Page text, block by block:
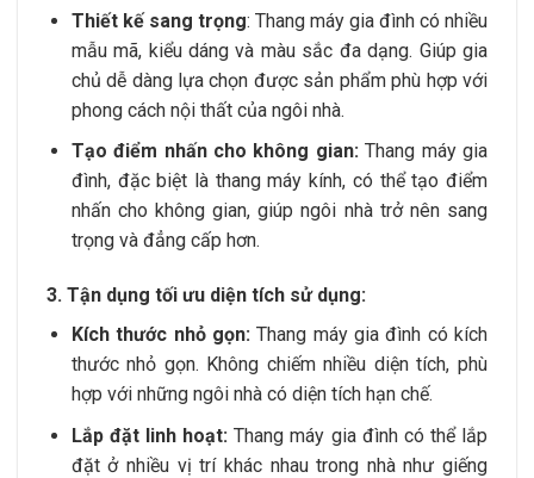
Thiết kế sang trọng: Thang máy gia đình có nhiều
mẫu mã, kiểu dáng và màu sắc đa dạng. Giúp gia
chủ dễ dàng lựa chọn được sản phẩm phù hợp với
phong cách nội thất của ngôi nhà.
Tạo điểm nhấn cho không gian:Thang máy gia
đình, đặc biệt là thang máy kính, có thể tạo điểm
nhấn cho không gian, giúp ngôi nhà trở nên sang
trọng và đẳng cấp hơn.
3. Tận dụng tối ưu diện tích sử dụng:
Kích thước nhỏ gọn:Thang máy gia đình có kích
thước nhỏ gọn. Không chiếm nhiều diện tích, phù
hợp với những ngôi nhà có diện tích hạn chế.
Lắp đặt linh hoạt: Thang máy gia đình có thể lắp
đặt ở nhiều vị trí khác nhau trong nhà như giếng